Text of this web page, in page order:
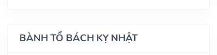
BÀNH TỔ BÁCH KỴ NHẬT